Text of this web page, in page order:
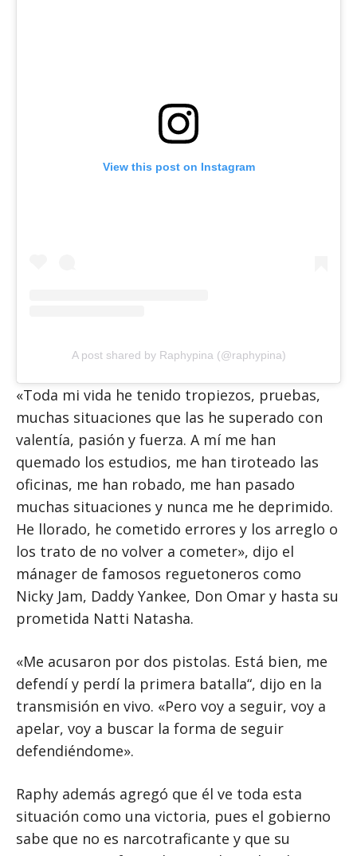
View this post on Instagram
A post shared by Raphypina (@raphypina)
«Toda mi vida he tenido tropiezos, pruebas,
muchas situaciones que las he superado con
valentía, pasión y fuerza. A mí me han
quemado los estudios, me han tiroteado las
oficinas, me han robado, me han pasado
muchas situaciones y nunca me he deprimido.
He llorado, he cometido errores y los arreglo o
los trato de no volver a cometer», dijo el
mánager de famosos reguetoneros como
Nicky Jam, Daddy Yankee, Don Omar y hasta su
prometida Natti Natasha.
«Me acusaron por dos pistolas. Está bien, me
defendí y perdí la primera batalla“, dijo en la
transmisión en vivo. «Pero voy a seguir, voy a
apelar, voy a buscar la forma de seguir
defendiéndome».
Raphy además agregó que él ve toda esta
situación como una victoria, pues el gobierno
sabe que no es narcotraficante y que su